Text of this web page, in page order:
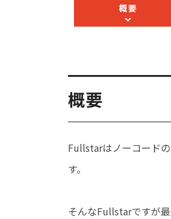
概要
概要
Fullstarはノーコード
す。
そんなFullstarですが